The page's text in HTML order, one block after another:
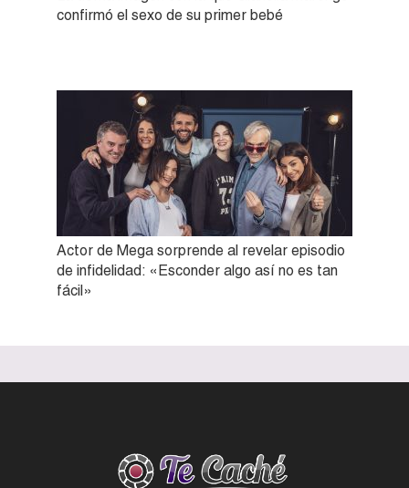
confirmó el sexo de su primer bebé
Actor de Mega sorprende al revelar episodio
de infidelidad: «Esconder algo así no es tan
fácil»